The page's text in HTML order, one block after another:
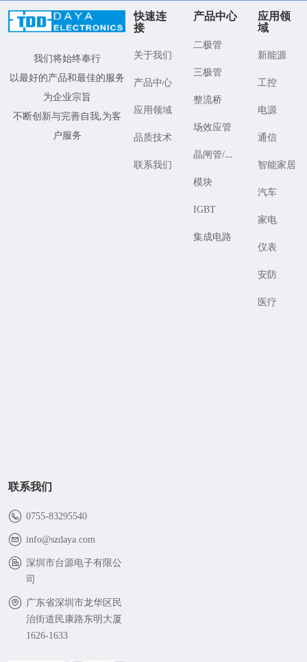
联系我们
0755-83295540
info@szdaya.com
深圳市台源电子有限公
司
广东省深圳市龙华区民
治街道民康路东明大厦
1626-1633
关于我们
产品中心
应用领域
品质技术
联系我们
快速连
接
二极管
三极管
整流桥
场效应管
晶
闸管/可控硅
模块
IGBT
集成电路
产品中心
应用领
域
新能源
工控
电源
通信
智能家居
汽车
家电
仪表
安防
医疗
我们将始终奉行
以最好的产品和最佳的服务
为企业宗旨
不断创新与完善自我,为客
户服务